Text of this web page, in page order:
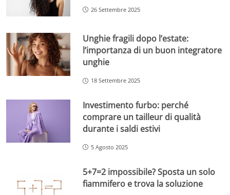
26 Settembre 2025
Unghie fragili dopo l’estate:
l’importanza di un buon integratore
unghie
18 Settembre 2025
Investimento furbo: perché
comprare un tailleur di qualità
durante i saldi estivi
5 Agosto 2025
5+7=2 impossibile? Sposta un solo
fiammifero e trova la soluzione